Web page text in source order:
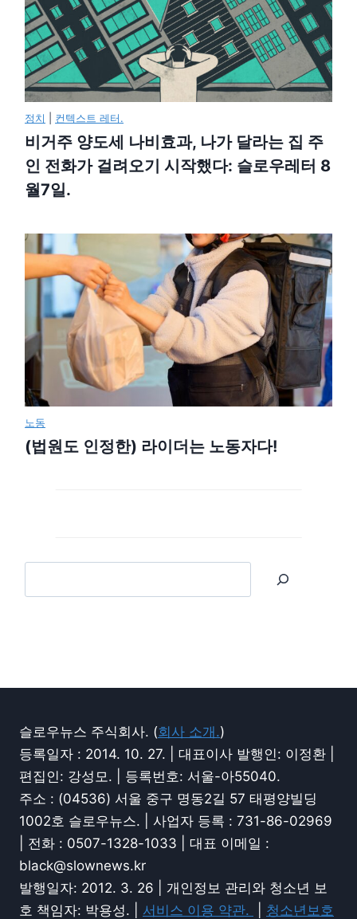
정치 컨텍스트 레터.
비거주 양도세 나비효과, 나가 달라는 집 주
인 전화가 걸려오기 시작했다: 슬로우레터 8
월7일.
노동
(법원도 인정한) 라이더는 노동자다!
슬로우뉴스 주식회사. (회사 소개.)
등록일자 : 2014. 10. 27. | 대표이사 발행인: 이정환 |
편집인: 강성모. | 등록번호: 서울-아55040.
주소 : (04536) 서울 중구 명동2길 57 태평양빌딩
1002호 슬로우뉴스. | 사업자 등록 : 731-86-02969
| 전화 : 0507-1328-1033 | 대표 이메일 :
black@slownews.kr
발행일자: 2012. 3. 26 | 개인정보 관리와 청소년 보
호 책임자: 박용성. | 서비스 이용 약관. 청소년보호